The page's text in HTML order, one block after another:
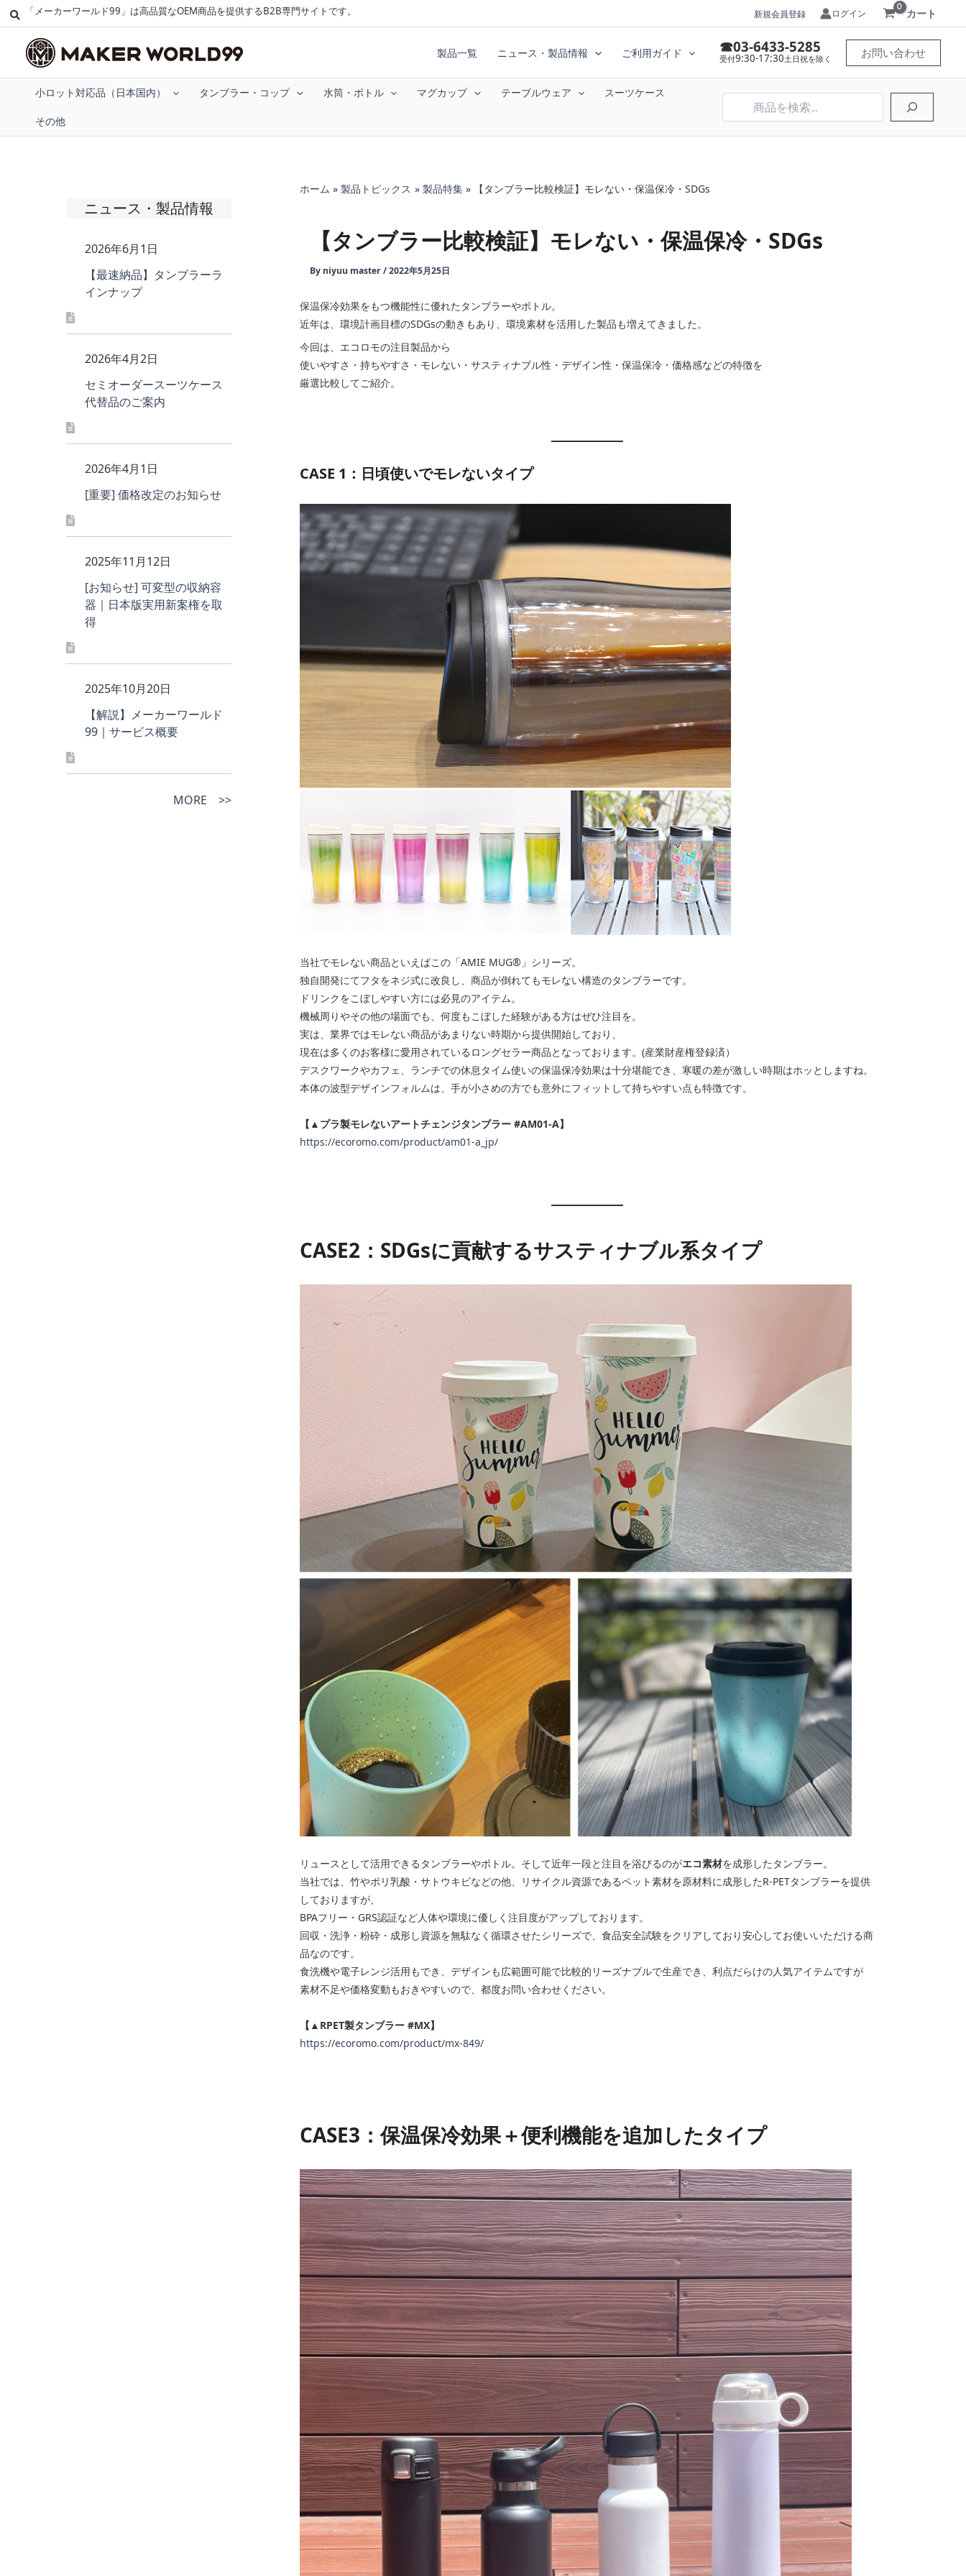
「メーカーワールド99」は高品質なOEM商品を提供するB2B専門サイトです。 新規会員登録 ログイン カート
製品一覧 ニュース・製品情報 ご利用ガイド ☎03-6433-5285
受付9:30-17:30土日祝を除く お問い合わせ
小ロット対応品（日本国内） タンブラー・コップ 水筒・ボトル マグカップ テーブルウェア スーツケース
その他
検
ニュース・製品情報
【最速納品】タンブラーラ
インナップ
2026年6月1日
セミオーダースーツケース
代替品のご案内
2026年4月2日
[重要] 価格改定のお知らせ
2026年4月1日
[お知らせ] 可変型の収納容
器｜日本版実用新案権を取
得
2025年11月12日
【解説】メーカーワールド
99｜サービス概要
2025年10月20日
MORE >>
ホーム 製品トピックス 製品特集 【タンブラー比較検証】モレない・保温保冷・SDGs
【タンブラー比較検証】モレない・保温保冷・SDGs
By niyuu master/2022年5月25日
保温保冷効果をもつ機能性に優れたタンブラーやボトル。
近年は、環境計画目標のSDGsの動きもあり、環境素材を活用した製品も増えてきました。
今回は、エコロモの注目製品から
使いやすさ・持ちやすさ・モレない・サスティナブル性・デザイン性・保温保冷・価格感などの特徴を
厳選比較してご紹介。
CASE 1：日頃使いでモレないタイプ
当社でモレない商品といえばこの「AMIE MUG®」シリーズ。
独自開発にてフタをネジ式に改良し、商品が倒れてもモレない構造のタンブラーです。
ドリンクをこぼしやすい方には必見のアイテム。
機械周りやその他の場面でも、何度もこぼした経験がある方はぜひ注目を。
実は、業界ではモレない商品があまりない時期から提供開始しており、
現在は多くのお客様に愛用されているロングセラー商品となっております。(産業財産権登録済）
デスクワークやカフェ、ランチでの休息タイム使いの保温保冷効果は十分堪能でき、寒暖の差が激しい時期はホッとしますね。
本体の波型デザインフォルムは、手が小さめの方でも意外にフィットして持ちやすい点も特徴です。
【▲プラ製モレないアートチェンジタンブラー #AM01-A】
https://ecoromo.com/product/am01-a_jp/
CASE2：SDGsに貢献するサスティナブル系タイプ
リュースとして活用できるタンブラーやボトル。そして近年一段と注目を浴びるのがエコ素材を成形したタンブラー。
当社では、竹やポリ乳酸・サトウキビなどの他、リサイクル資源であるペット素材を原材料に成形したR-PETタンブラーを提供
しておりますが、
BPAフリー・GRS認証など人体や環境に優しく注目度がアップしております。
回収・洗浄・粉砕・成形し資源を無駄なく循環させたシリーズで、食品安全試験をクリアしており安心してお使いいただける商
品なのです。
食洗機や電子レンジ活用もでき、デザインも広範囲可能で比較的リーズナブルで生産でき、利点だらけの人気アイテムですが
素材不足や価格変動もおきやすいので、都度お問い合わせください。
【▲RPET製タンブラー #MX】
https://ecoromo.com/product/mx-849/
CASE3：保温保冷効果＋便利機能を追加したタイプ